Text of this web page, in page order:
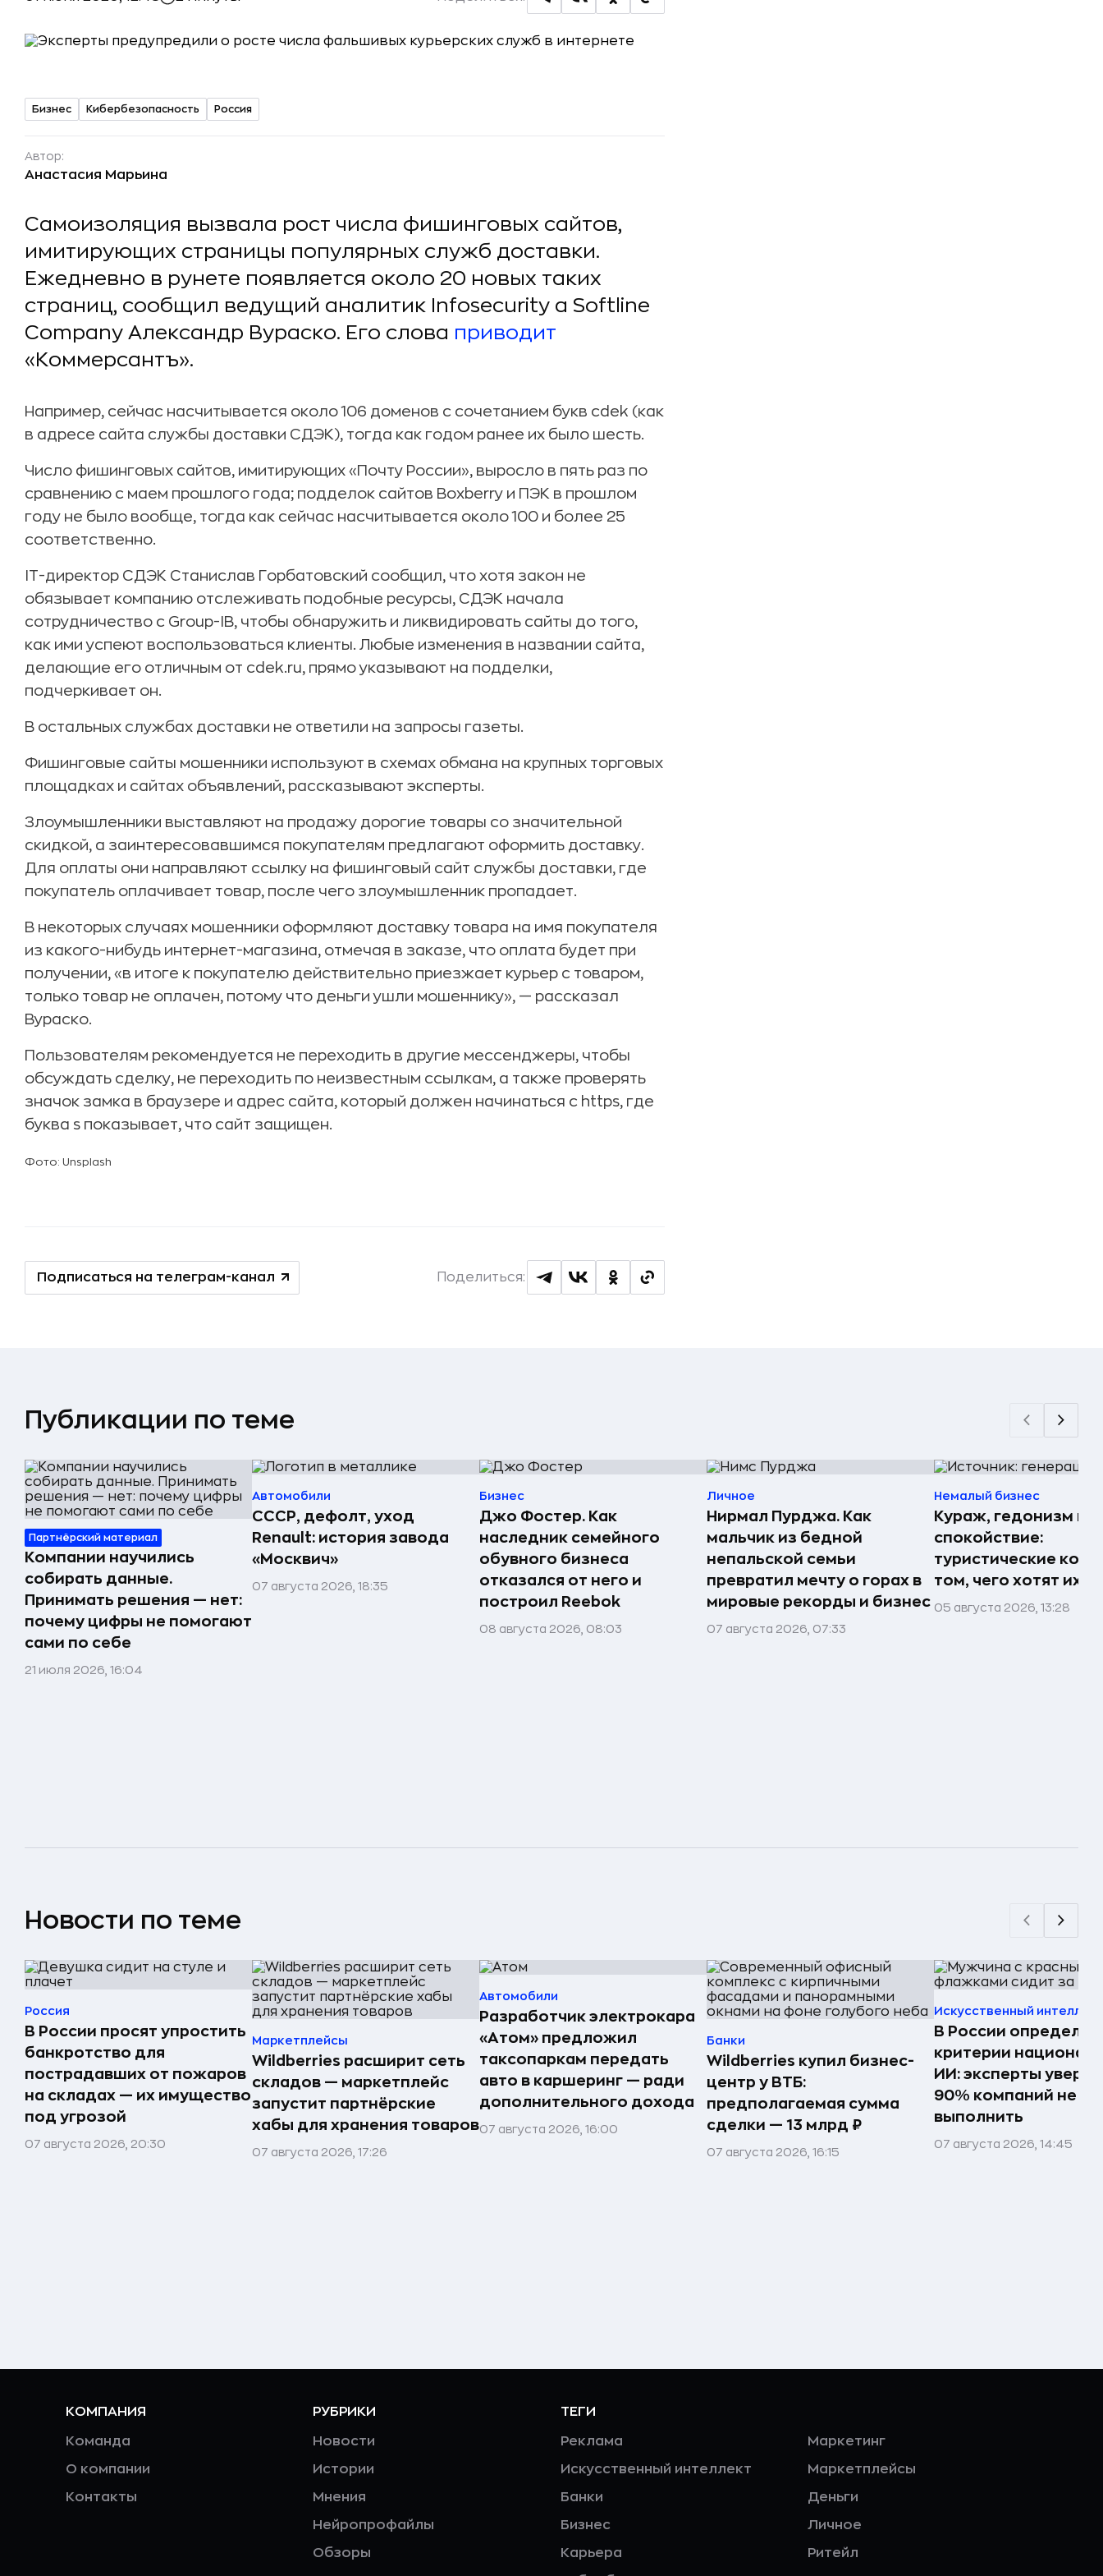
Бизнес Кибербезопасность Россия
Автор:
Анастасия Марьина
Самоизоляция вызвала рост числа фишинговых сайтов,
имитирующих страницы популярных служб доставки.
Ежедневно в рунете появляется около 20 новых таких
страниц, сообщил ведущий аналитик Infosecurity a Softline
Company Александр Вураско. Его слова приводит
«Коммерсантъ».
Например, сейчас насчитывается около 106 доменов с сочетанием букв cdek (как
в адресе сайта службы доставки СДЭК), тогда как годом ранее их было шесть.
Число фишинговых сайтов, имитирующих «Почту России», выросло в пять раз по
сравнению с маем прошлого года; подделок сайтов Boxberry и ПЭК в прошлом
году не было вообще, тогда как сейчас насчитывается около 100 и более 25
соответственно.
IT-директор СДЭК Станислав Горбатовский сообщил, что хотя закон не
обязывает компанию отслеживать подобные ресурсы, СДЭК начала
сотрудничество с Group-IB, чтобы обнаружить и ликвидировать сайты до того,
как ими успеют воспользоваться клиенты. Любые изменения в названии сайта,
делающие его отличным от cdek.ru, прямо указывают на подделки,
подчеркивает он.
В остальных службах доставки не ответили на запросы газеты.
Фишинговые сайты мошенники используют в схемах обмана на крупных торговых
площадках и сайтах объявлений, рассказывают эксперты.
Злоумышленники выставляют на продажу дорогие товары со значительной
скидкой, а заинтересовавшимся покупателям предлагают оформить доставку.
Для оплаты они направляют ссылку на фишинговый сайт службы доставки, где
покупатель оплачивает товар, после чего злоумышленник пропадает.
В некоторых случаях мошенники оформляют доставку товара на имя покупателя
из какого-нибудь интернет-магазина, отмечая в заказе, что оплата будет при
получении, «в итоге к покупателю действительно приезжает курьер с товаром,
только товар не оплачен, потому что деньги ушли мошеннику», — рассказал
Вураско.
Пользователям рекомендуется не переходить в другие мессенджеры, чтобы
обсуждать сделку, не переходить по неизвестным ссылкам, а также проверять
значок замка в браузере и адрес сайта, который должен начинаться с https, где
буква s показывает, что сайт защищен.
Фото: Unsplash
Подписаться на телеграм-канал Поделиться:
Публикации по теме
Партнёрский материал
Компании научились
собирать данные.
Принимать решения — нет:
почему цифры не помогают
сами по себе
21 июля 2026, 16:04
Автомобили
СССР, дефолт, уход
Renault: история завода
«Москвич»
07 августа 2026, 18:35
Бизнес
Джо Фостер. Как
наследник семейного
обувного бизнеса
отказался от него и
построил Reebok
08 августа 2026, 08:03
Личное
Нирмал Пурджа. Как
мальчик из бедной
непальской семьи
превратил мечту о горах в
мировые рекорды и бизнес
07 августа 2026, 07:33
Немалый бизнес
Кураж, гедонизм и
спокойствие:
туристические
том, чего хотят их
05 августа 2026, 13:28
Новости по теме
Россия
В России просят упростить
банкротство для
пострадавших от пожаров
на складах — их имущество
под угрозой
07 августа 2026, 20:30
Маркетплейсы
Wildberries расширит сеть
складов — маркетплейс
запустит партнёрские
хабы для хранения товаров
07 августа 2026, 17:26
Автомобили
Разработчик электрокара
«Атом» предложил
таксопаркам передать
авто в каршеринг — ради
дополнительного дохода
07 августа 2026, 16:00
Банки
Wildberries купил бизнес-
центр у ВТБ:
предполагаемая сумма
сделки — 13 млрд ₽
07 августа 2026, 16:15
Искусственный
В России
критерии
ИИ: эксперты
90% компаний не
выполнить
07 августа 2026, 14:45
КОМПАНИЯ
Команда
О компании
Контакты
РУБРИКИ
Новости
Истории
Мнения
Нейропрофайлы
Обзоры
ТЕГИ
Реклама
Искусственный интеллект
Банки
Бизнес
Карьера
Маркетинг
Маркетплейсы
Деньги
Личное
Ритейл